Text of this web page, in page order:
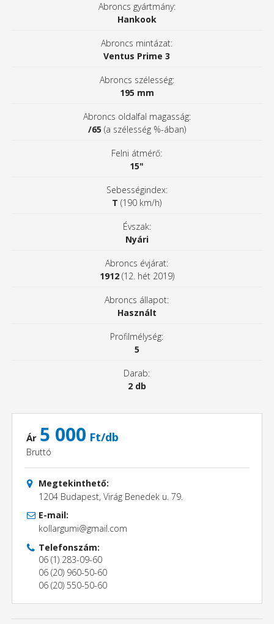
Abroncs gyártmány:
Hankook
Abroncs mintázat:
Ventus Prime 3
Abroncs szélesség:
195 mm
Abroncs oldalfal magasság:
/65 (a szélesség %-ában)
Felni átmérő:
15"
Sebességindex:
T(190 km/h)
Évszak:
Nyári
Abroncs évjárat:
1912(12. hét 2019)
Abroncs állapot:
Használt
Profilmélység:
5
Darab:
2 db
Ár 5 000 Ft/db
Bruttó
Megtekinthető:
1204 Budapest, Virág Benedek u. 79.
E-mail:
kollargumi@gmail.com
Telefonszám:
06 (1) 283-09-60
06 (20) 960-50-60
06 (20) 550-50-60